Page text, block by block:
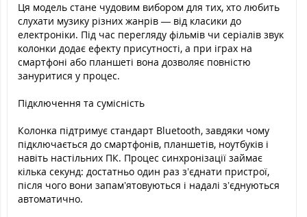
Ця модель стане чудовим вибором для тих, хто любить
слухати музику різних жанрів — від класики до
електроніки. Під час перегляду фільмів чи серіалів звук
колонки додає ефекту присутності, а при іграх на
смартфоні або планшеті вона дозволяє повністю
зануритися у процес.
Підключення та сумісність
Колонка підтримує стандарт Bluetooth, завдяки чому
підключається до смартфонів, планшетів, ноутбуків і
навіть настільних ПК. Процес синхронізації займає
кілька секунд: достатньо один раз з’єднати пристрої,
після чого вони запам’ятовуються і надалі з’єднуються
автоматично.